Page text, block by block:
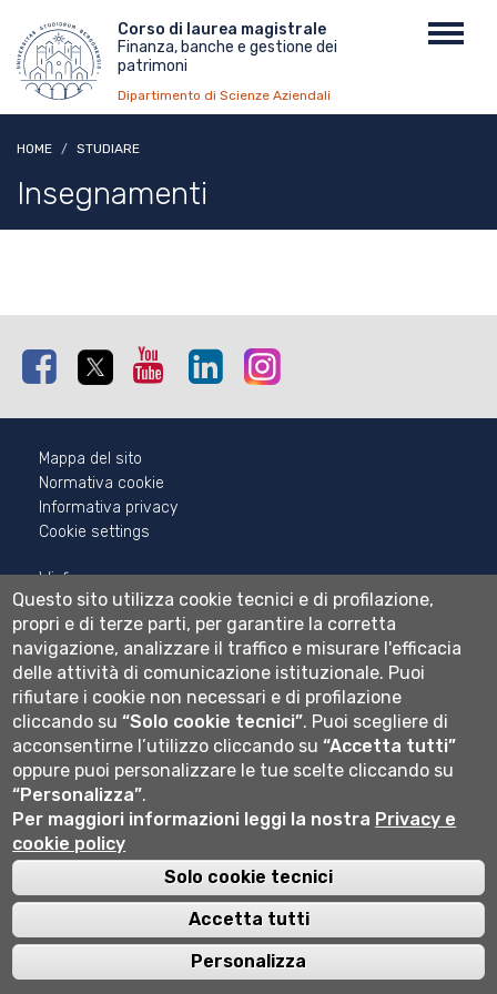
contenuto
principale
Menu
top
Corso di laurea magistrale
Finanza, banche e gestione dei
patrimoni
Dipartimento di Scienze Aziendali
HOME STUDIARE
Insegnamenti
Facebook Twitter Youtube Linkedin
Mappa del sito
Normativa cookie
Informativa privacy
Cookie settings
Wi-fi
Webmail
Università degli studi di Bergamo
via Salvecchio 19
24129 Bergamo
Cod. Fiscale 80004350163
P.IVA 01612800167
Questo sito utilizza cookie tecnici e di profilazione,
propri e di terze parti, per garantire la corretta
navigazione, analizzare il traffico e misurare l'efficacia
delle attività di comunicazione istituzionale. Puoi
rifiutare i cookie non necessari e di profilazione
cliccando su“Solo cookie tecnici”. Puoi scegliere di
acconsentirne l’utilizzo cliccando su“Accetta tutti”
oppure puoi personalizzare le tue scelte cliccando su
“Personalizza”.
Per maggiori informazioni leggi la nostra Privacy e
cookie policy
Solo cookie tecnici
Accetta tutti
Personalizza